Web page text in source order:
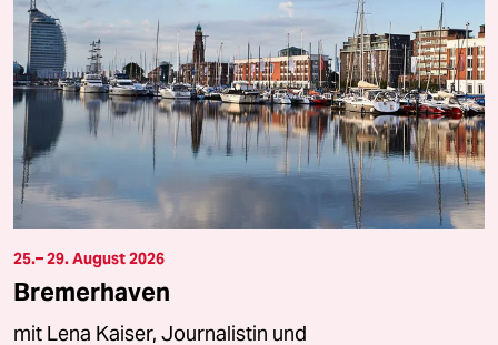
25.– 29. August 2026
Bremerhaven
mit Lena Kaiser, Journalistin und